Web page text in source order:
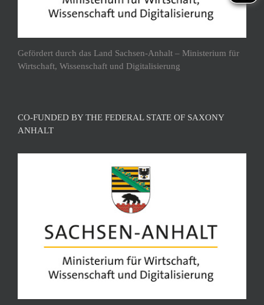
Gefördert durch das Land Sachsen-Anhalt – Ministerium für
Wirtschaft, Wissenschaft und Digitalisierung
CO-FUNDED BY THE FEDERAL STATE OF SAXONY
ANHALT